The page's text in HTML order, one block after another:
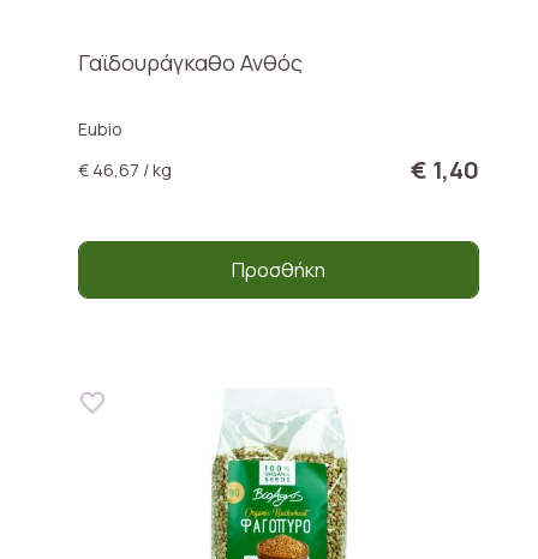
Γαϊδουράγκαθο Ανθός
Eubio
€ 46,67 / kg
€ 1,40
Προσθήκη